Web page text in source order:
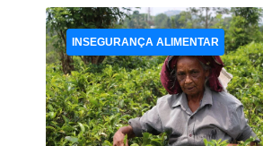
INSEGURANÇA ALIMENTAR